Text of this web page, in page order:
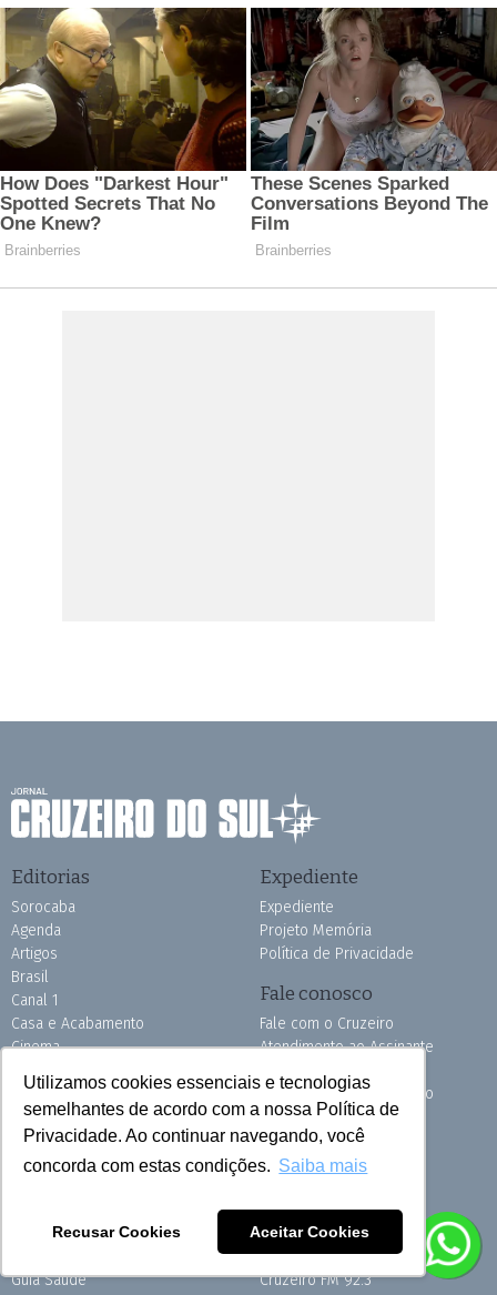
Utilizamos cookies essenciais e tecnologias
semelhantes de acordo com a nossa Política de
Privacidade. Ao continuar navegando, você
concorda com estas condições. Saiba mais
Recusar Cookies Aceitar Cookies
Editorias
Sorocaba
Agenda
Artigos
Brasil
Canal 1
Casa e Acabamento
Cinema
Cruzeirinho
Do Leitor
Educação
Educa Mais Brasil
Editorial
Guia Saúde
Expediente
Expediente
Projeto Memória
Política de Privacidade
Fale conosco
Fale com o Cruzeiro
Atendimento ao Assinante
Anuncie no ClassiCruzeiro
Publicidade Legal
Repórter Cidadão
Trabalhe Conosco
ClassiCruzeiro
CruzeiroCard
Cruzeiro FM 92.3